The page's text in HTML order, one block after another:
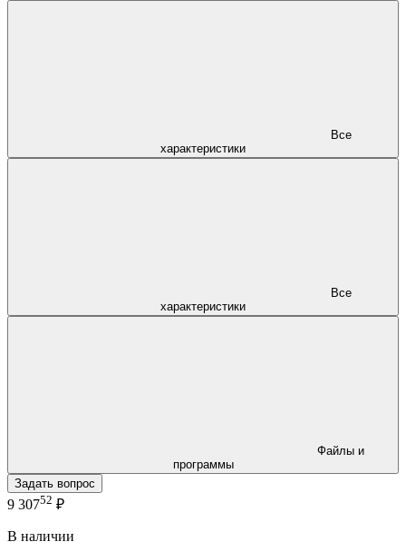
характеристики
характеристики
программы
Задать вопрос
9 30752 ₽
В наличии